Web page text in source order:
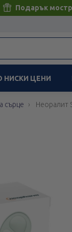
Подарък
НИСКИ ЦЕНИ
сърце Неоралит